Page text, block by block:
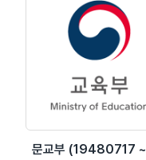
문교부 (19480717 ~